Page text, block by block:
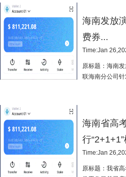
海南发放
费券...
Time:Jan
原标题：海南
联海南分公司
海南省高
行
Time:Jan
原标题：我省